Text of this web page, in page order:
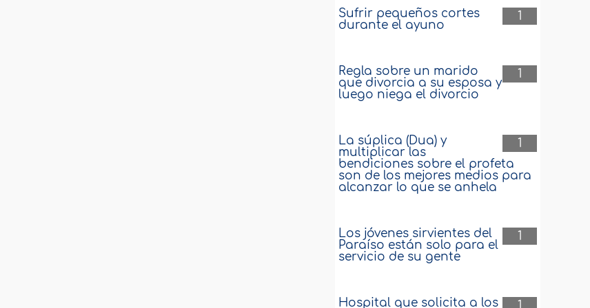
1
Sufrir pequeños cortes
durante el ayuno
1
Regla sobre un marido
que divorcia a su esposa y
luego niega el divorcio
1
La súplica (Dua) y
multiplicar las
bendiciones sobre el profeta
son de los mejores medios para
alcanzar lo que se anhela
1
Los jóvenes sirvientes del
Paraíso están solo para el
servicio de su gente
Hospital que solicita a los